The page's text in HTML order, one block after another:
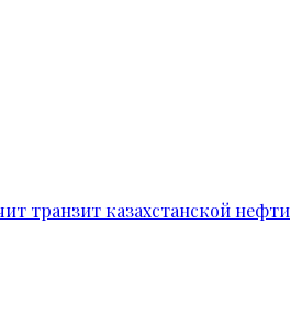
транзит казахстанской нефти